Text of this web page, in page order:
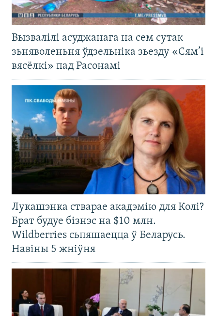
Вызвалілі асуджанага на сем сутак
зьняволеньня ўдзельніка зьезду «Сям’і
вясёлкі» пад Расонамі
Лукашэнка стварае акадэмію для Колі?
Брат будуе бізнэс на $10 млн.
Wildberries сьпяшаецца ў Беларусь.
Навіны 5 жніўня